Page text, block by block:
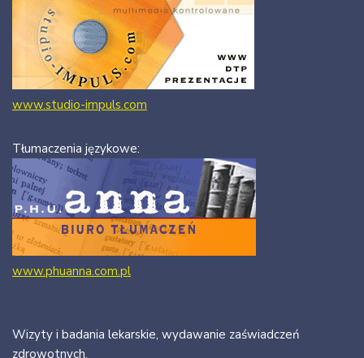
www.studio-impuls.com
Tłumaczenia językowe:
www.phuanna.com.pl
Wizyty i badania lekarskie, wydawanie zaświadczeń
zdrowotnych.